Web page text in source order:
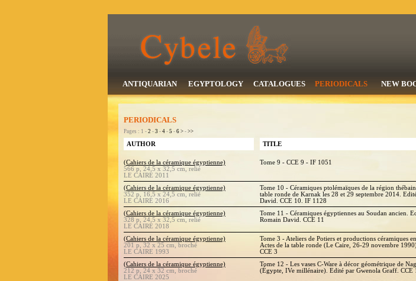
ANTIQUARIAN EGYPTOLOGY CATALOGUES PERIODICALS NEW
PERIODICALS
Pages : 1 - 2 - 3 - 4 - 5 - 6 > - >>
AUTHOR TITLE
(Cahiers de la céramique égyptienne)
566 p, 24,5 x 32,5 cm, relié
LE CAIRE 2011
Tome 9 - CCE 9 - IF 1051
(Cahiers de la céramique égyptienne)
352 p, 16,5 x 24,5 cm, relié
LE CAIRE 2016
Tome 10 - Céramiques ptolémaïques de la région
table ronde de Karnak les 28 et 29 septembre 2014.
David. CCE 10. IF 1128
(Cahiers de la céramique égyptienne)
328 p, 24,5 x 32,5 cm, relié
LE CAIRE 2018
Tome 11 - Céramiques égyptiennes au Soudan ancien.
Romain David. CCE 11
(Cahiers de la céramique égyptienne)
201 p, 32 x 25 cm, broché
LE CAIRE 1993
Tome 3 - Ateliers de Potiers et productions céramiques
Actes de la table ronde (Le Caire, 26-29 novembre
CCE 3
(Cahiers de la céramique égyptienne)
212 p, 24 x 32 cm, broché
LE CAIRE 2025
Tome 12 - Les vases C-Ware à décor géométrique de
(Égypte, IVe millénaire). Edité par Gwenola Graff. CCE